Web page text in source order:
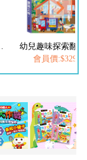
會員價:$329